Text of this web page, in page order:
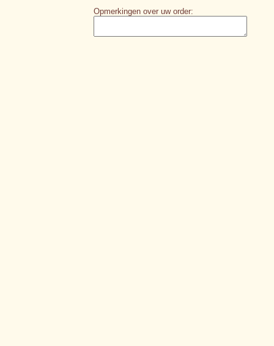
Opmerkingen over uw order: